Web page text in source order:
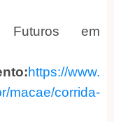
Futuros em
https://www.
macae/corrida-